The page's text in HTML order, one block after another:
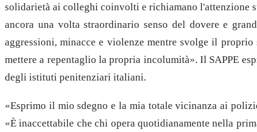
solidarietà ai colleghi coinvolti e richiamano l'attenzione
ancora una volta straordinario senso del dovere e
aggressioni, minacce e violenze mentre svolge il
mettere a repentaglio la propria incolumità». Il SAPPE
degli istituti penitenziari italiani.
«Esprimo il mio sdegno e la mia totale vicinanza ai
«È inaccettabile che chi opera quotidianamente nella